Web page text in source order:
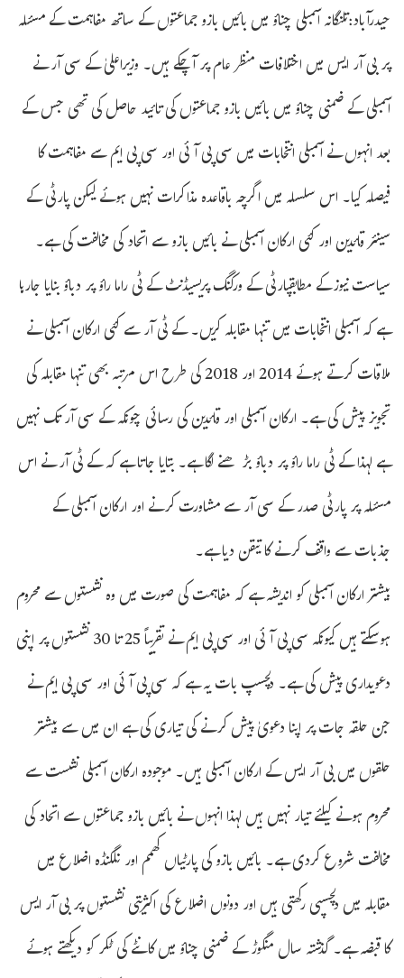
حیدرآباد:تلنگانہ اسمبلی چناؤ میں بائیں بازو جماعتوں کے ساتھ مفاہمت کے مسئلہ
پر بی آر ایس میں اختلافات منظر عام پر آچکے ہیں۔ وزیراعلیٰ کے سی آر نے
اسمبلی کے ضمنی چناؤ میں بائیں بازو جماعتوں کی تائید حاصل کی تھی جس کے
بعد انہوں نے اسمبلی انتخابات میں سی پی آئی اور سی پی ایم سے مفاہمت کا
فیصلہ کیا۔ اس سلسلہ میں اگرچہ باقاعدہ مذاکرات نہیں ہوئے لیکن پارٹی کے
سینئر قائدین اور کئی ارکان اسمبلی نے بائیں بازو سے اتحاد کی مخالفت کی ہے۔
سیاست نیوزکے مطابقپارٹی کے ورکنگ پریسیڈنٹ کے ٹی راما راؤ پر دباؤ بنایا جارہا
ہے کہ اسمبلی انتخابات میں تنہا مقابلہ کریں۔ کے ٹی آر سے کئی ارکان اسمبلی نے
ملاقات کرتے ہوئے 2014 اور 2018 کی طرح اس مرتبہ بھی تنہا مقابلہ کی
تجویز پیش کی ہے۔ ارکان اسمبلی اور قائدین کی رسائی چونکہ کے سی آر تک نہیں
ہے لہذا کے ٹی راما راؤ پر دباؤ بڑھنے لگا ہے۔ بتایا جاتا ہے کہ کے ٹی آر نے اس
مسئلہ پر پارٹی صدر کے سی آر سے مشاورت کرنے اور ارکان اسمبلی کے
جذبات سے واقف کرنے کا تیقن دیا ہے۔
بیشتر ارکان اسمبلی کو اندیشہ ہے کہ مفاہمت کی صورت میں وہ نشستوں سے محروم
ہوسکتے ہیں کیونکہ سی پی آئی اور سی پی ایم نے تقریباً 25 تا 30 نشستوں پر اپنی
دعویداری پیش کی ہے۔ دلچسپ بات یہ ہے کہ سی پی آئی اور سی پی ایم نے
جن حلقہ جات پر اپنا دعویٰ پیش کرنے کی تیاری کی ہے ان میں سے بیشتر
حلقوں میں بی آر ایس کے ارکان اسمبلی ہیں۔ موجودہ ارکان اسمبلی نشست سے
محروم ہونے کیلئے تیار نہیں ہیں لہذا انہوں نے بائیں بازو جماعتوں سے اتحاد کی
مخالفت شروع کردی ہے۔ بائیں بازو کی پارٹیاں کھمم اور نلگنڈہ اضلاع میں
مقابلہ میں دلچسپی رکھتی ہیں اور دونوں اضلاع کی اکثریتی نشستوں پر بی آر ایس
کا قبضہ ہے۔ گذشتہ سال منگوڑ کے ضمنی چناؤ میں کانٹے کی ٹکر کو دیکھتے ہوئے